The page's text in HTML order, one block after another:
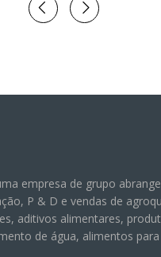
empresa de grupo
P & D e vendas de
aditivos alimentares,
de água, alimentos